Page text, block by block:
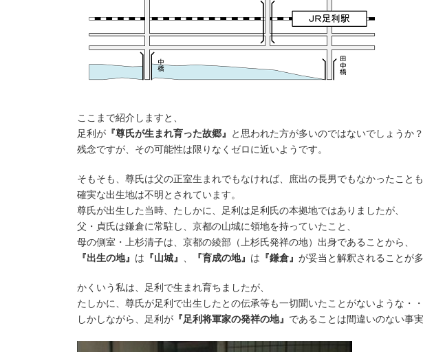
ここまで紹介しますと、
足利が 『尊氏が生まれ育った故郷』
と思われた方が多いのではないでしょうか？
残念ですが、その可能性は限りなくゼロに近いようです。
そもそも、尊氏は父の正室生まれでもなければ、庶出の長男でもなかったことも
確実な出生地は不明とされています。
尊氏が出生した当時、たしかに、足利は足利氏の本拠地ではありましたが、
父・貞氏は鎌倉に常駐し、京都の山城に領地を持っていたこと、
母の側室・上杉清子は、京都の綾部（上杉氏発祥の地）出身であることから、
『出生の地』 は 『山城』 『育成の地』 は 『鎌倉』 が妥当と解釈されることが多
かくいう私は、足利で生まれ育ちましたが、
たしかに、尊氏が足利で出生したとの伝承等も一切聞いたことがないような・・
しかしながら、足利が 『足利将軍家の発祥の地』 であることは間違いのない事